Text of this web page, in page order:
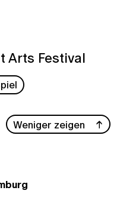
Arts Festival
Weniger zeigen